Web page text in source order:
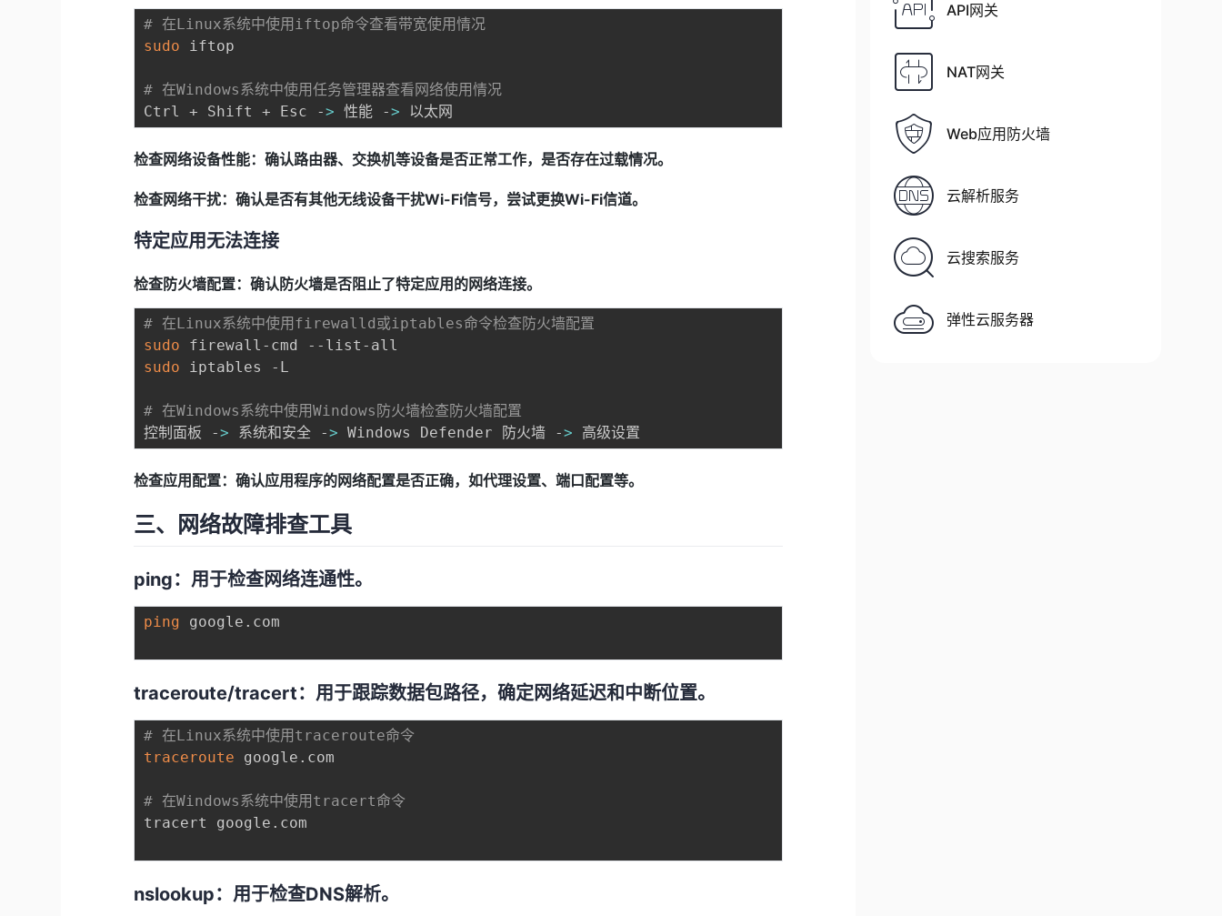
# 在Linux系统中使用iftop命令查看带宽使用情况
sudo iftop
# 在Windows系统中使用任务管理器查看网络使用情况
Ctrl + Shift + Esc -> 性能 ->
检查网络设备性能：确认路由器、交换机等设备是否正常工作，是否存在过载情况。
检查网络干扰：确认是否有其他无线设备干扰Wi-Fi信号，尝试更换Wi-Fi信道。
特定应用无法连接
检查防火墙配置：确认防火墙是否阻止了特定应用的网络连接。
# 在Linux系统中使用firewalld或iptables命令检查防火墙配置
sudo
sudo iptables -L
# 在Windows系统中使用Windows防火墙检查防火墙配置
控制面板 -> 系统和安全 -> Windows Defender 防火墙 ->
检查应用配置：确认应用程序的网络配置是否正确，如代理设置、端口配置等。
三、网络故障排查工具
ping：用于检查网络连通性。
ping google.com
traceroute/tracert：用于跟踪数据包路径，确定网络延迟和中断位置。
# 在Linux系统中使用traceroute命令
traceroute google.com
# 在Windows系统中使用tracert命令
tracert google.com
nslookup：用于检查DNS解析。
API网关
NAT网关
Web应用防火墙
云解析服务
云搜索服务
弹性云服务器